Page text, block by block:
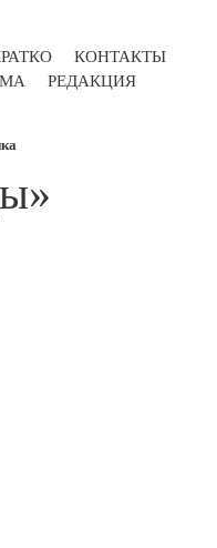
КОНТАКТЫ
РЕДАКЦИЯ